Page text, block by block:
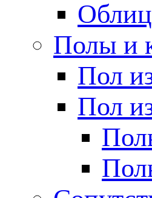
Полы и
Пол
Пол